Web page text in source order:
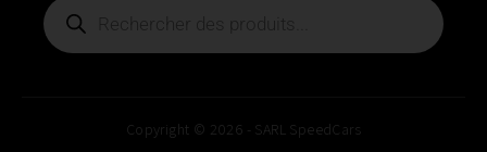
Copyright © 2026 - SARL SpeedCars